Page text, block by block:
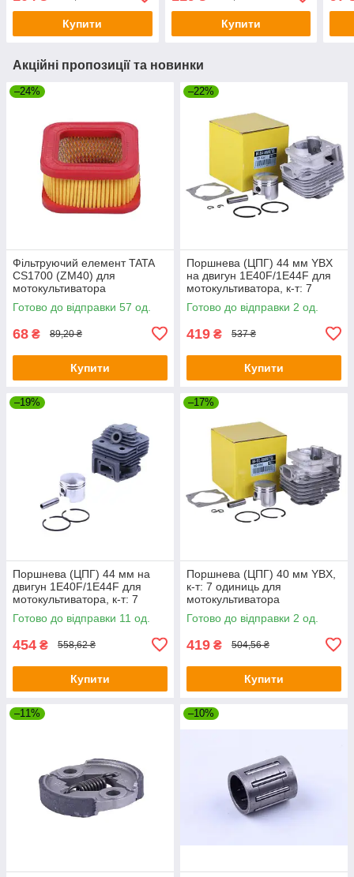
Купити Купити
Акційні пропозиції та новинки
–24%
Фільтруючий елемент TATA
CS1700 (ZM40) для
мотокультиватора
Готово до відправки 57 од.
68 ₴ 89,20 ₴
Купити
–22%
Поршнева (ЦПГ) 44 мм YBX
на двигун 1Е40F/1E44F для
мотокультиватора, к-т: 7
одиниць
Готово до відправки 2 од.
419 ₴ 537 ₴
Купити
–19%
Поршнева (ЦПГ) 44 мм на
двигун 1Е40F/1E44F для
мотокультиватора, к-т: 7
одиниць
Готово до відправки 11 од.
454 ₴ 558,62 ₴
Купити
–17%
Поршнева (ЦПГ) 40 мм YBX,
к-т: 7 одиниць для
мотокультиватора
Готово до відправки 2 од.
419 ₴ 504,56 ₴
Купити
–11% –10%